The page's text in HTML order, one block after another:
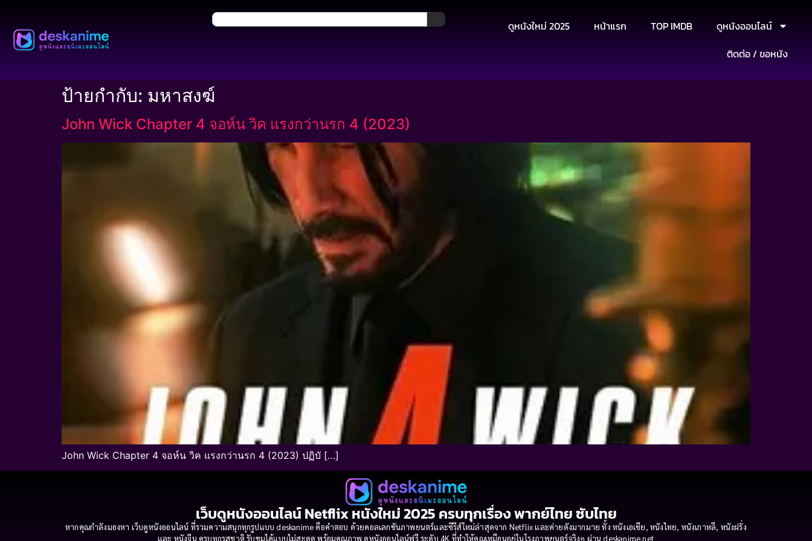
ดูหนังใหม่ 2025 หน้าแรก TOP IMDB
ดูหนังออนไลน์
ติดต่อ / ขอหนัง
ป้ายกำกับ: มหาสงฆ์
John Wick Chapter 4 จอห์น วิค แรงกว่านรก 4 (2023)
John Wick Chapter 4 จอห์น วิค แรงกว่านรก 4 (2023) ปฏิบั […]
เว็บดูหนังออนไลน์ Netflix หนังใหม่ 2025 ครบทุกเรื่อง พากย์ไทย ซับไทย
หากคุณกำลังมองหา เว็บดูหนังออนไลน์ ที่รวมความสนุกทุกรูปแบบ deskanime คือคำตอบ ด้วยคอลเลกชันภาพยนตร์และซีรีส์ใหม่ล่าสุดจาก Netflix และค่ายดังมากมาย ทั้ง หนังเอเชีย, หนังไทย, หนังเกาหลี, หนังฝรั่ง
และ หนังจีน ครบทุกรสชาติ รับชมได้แบบไม่สะดุด พร้อมคุณภาพ ดูหนังออนไลน์ฟรี ระดับ 4K ที่ทำให้คุณเหมือนอยู่ในโรงภาพยนตร์จริงๆ ผ่าน deskanime.net